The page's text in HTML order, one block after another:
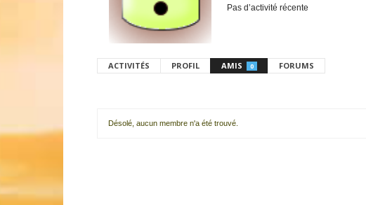
Pas d’activité récente
ACTIVITÉS PROFIL AMIS 0 FORUMS
Désolé, aucun membre n'a été trouvé.